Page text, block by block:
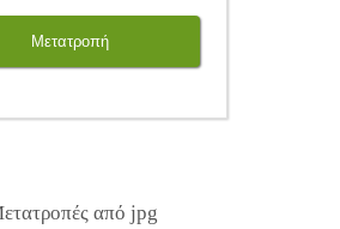
Μετατροπή
από jpg